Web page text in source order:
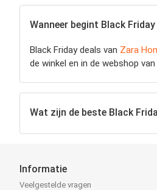
Wanneer begint Black
Black Friday deals van Zara
de winkel en in de webshop van
Wat zijn de beste Black
Informatie
Veelgestelde vragen